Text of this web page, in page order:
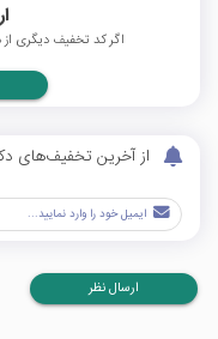
اگر کد تخفیف دیگری از
از آخرین تخفیف‌های
ارسال نظر